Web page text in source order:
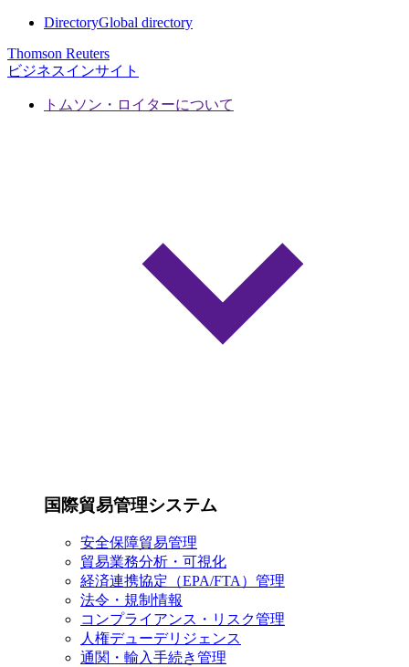
DirectoryGlobal directory
Thomson Reuters
ビジネスインサイト
トムソン・ロイターについて
国際貿易管理システム
安全保障貿易管理
貿易業務分析・可視化
経済連携協定（EPA/FTA）管理
法令・規制情報
コンプライアンス・リスク管理
人権デューデリジェンス
通関・輸入手続き管理